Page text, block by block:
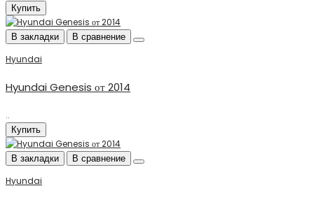
Купить
В закладки В сравнение
Hyundai
Hyundai Genesis от 2014
..
Купить
В закладки В сравнение
Hyundai